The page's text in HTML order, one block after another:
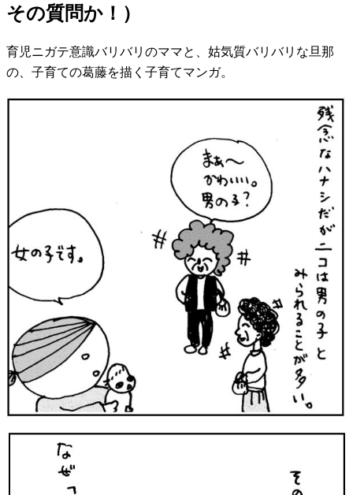
その質問か！）
育児ニガテ意識バリバリのママと、姑気質バリバリな旦那
の、子育ての葛藤を描く子育てマンガ。